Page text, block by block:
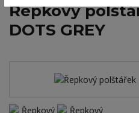
Řepkový
DOTS GREY